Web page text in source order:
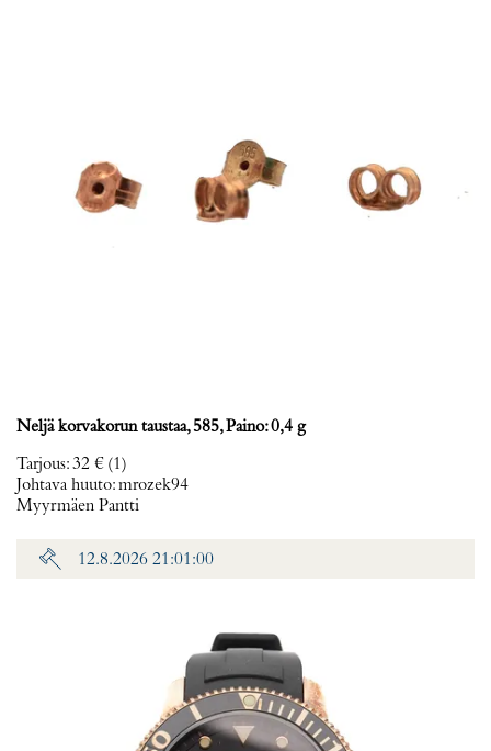
Neljä korvakorun taustaa, 585, Paino: 0,4 g
Tarjous:32 € (1)
Johtava huuto:mrozek94
Myyrmäen Pantti
12.8.2026 21:01:00